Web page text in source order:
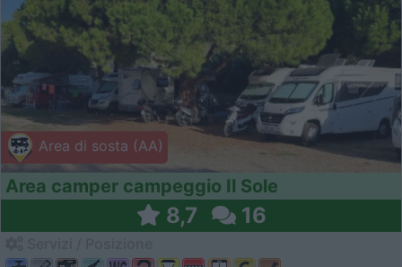
Area di sosta (AA)
Area camper campeggio Il Sole
8,7 16